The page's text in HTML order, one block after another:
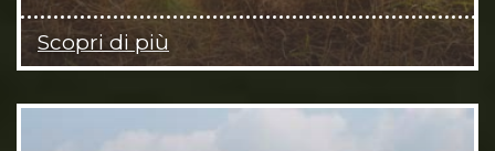
Scopri di più